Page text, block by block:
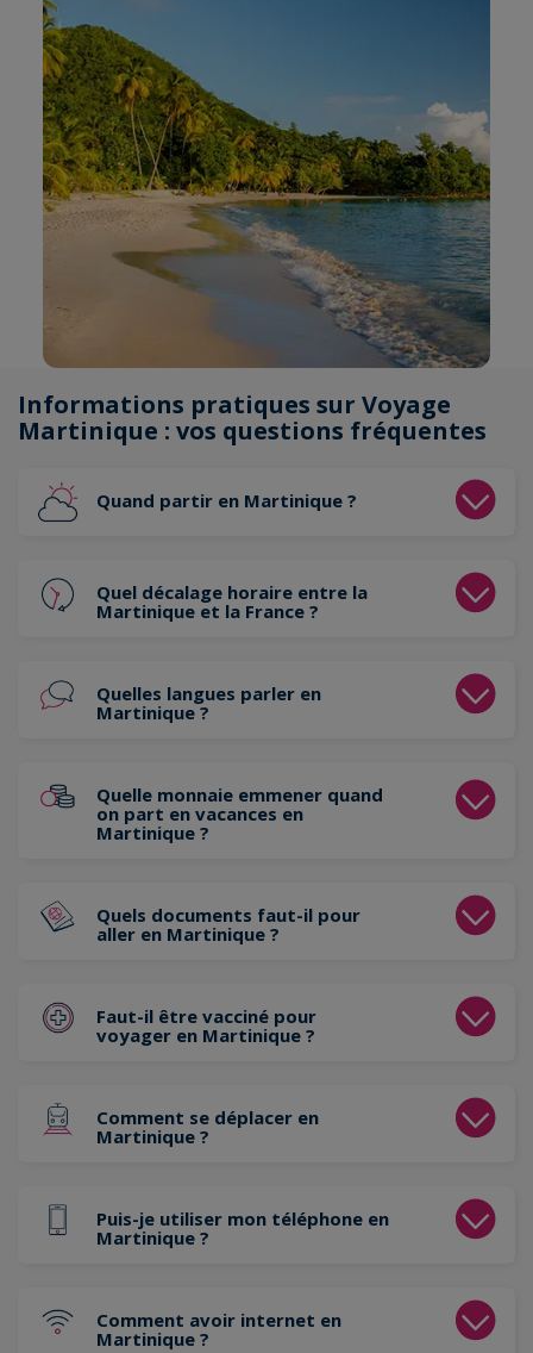
Informations pratiques sur Voyage
Martinique : vos questions fréquentes
Quand partir en Martinique ?
Quel décalage horaire entre la
Martinique et la France ?
Quelles langues parler en
Martinique ?
Quelle monnaie emmener quand
on part en vacances en
Martinique ?
Quels documents faut-il pour
aller en Martinique ?
Faut-il être vacciné pour
voyager en Martinique ?
Comment se déplacer en
Martinique ?
Puis-je utiliser mon téléphone en
Martinique ?
Comment avoir internet en
Martinique ?